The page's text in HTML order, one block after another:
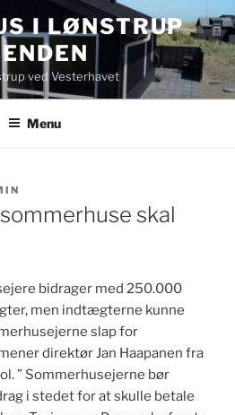
I LØNSTRUP
ved Vesterhavet
Menu
skal
bidrager med 250.000
men indtægterne kunne
slap for
direktør Jan Haapanen fra
” Sommerhusejerne bør
i stedet for at skulle betale